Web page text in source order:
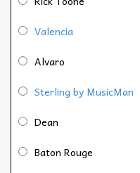
Valencia
Alvaro
Sterling by MusicMan
Dean
Baton Rouge